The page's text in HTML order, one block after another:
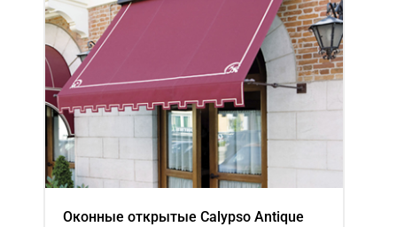
Акции
Примеры работ
Ремонт
Сервис
Кредит
О компании
Оконные открытые Calypso Antique